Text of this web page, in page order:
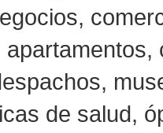
de salud,